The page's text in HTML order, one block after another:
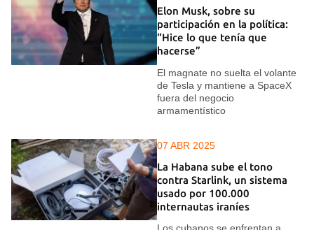
Elon Musk, sobre su
participación en la política:
“Hice lo que tenía que
hacerse”
El magnate no suelta el volante
de Tesla y mantiene a SpaceX
fuera del negocio
armamentístico
07 ABR 2025
La Habana sube el tono
contra Starlink, un sistema
usado por 100.000
internautas iraníes